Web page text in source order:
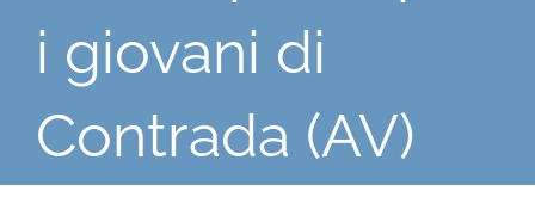
i giovani di
Contrada (AV)